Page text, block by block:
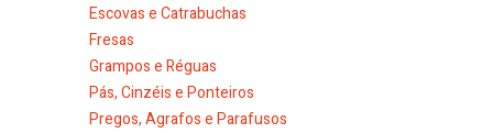
Escovas e Catrabuchas
Fresas
Grampos e Réguas
Pás, Cinzéis e Ponteiros
Pregos, Agrafos e Parafusos